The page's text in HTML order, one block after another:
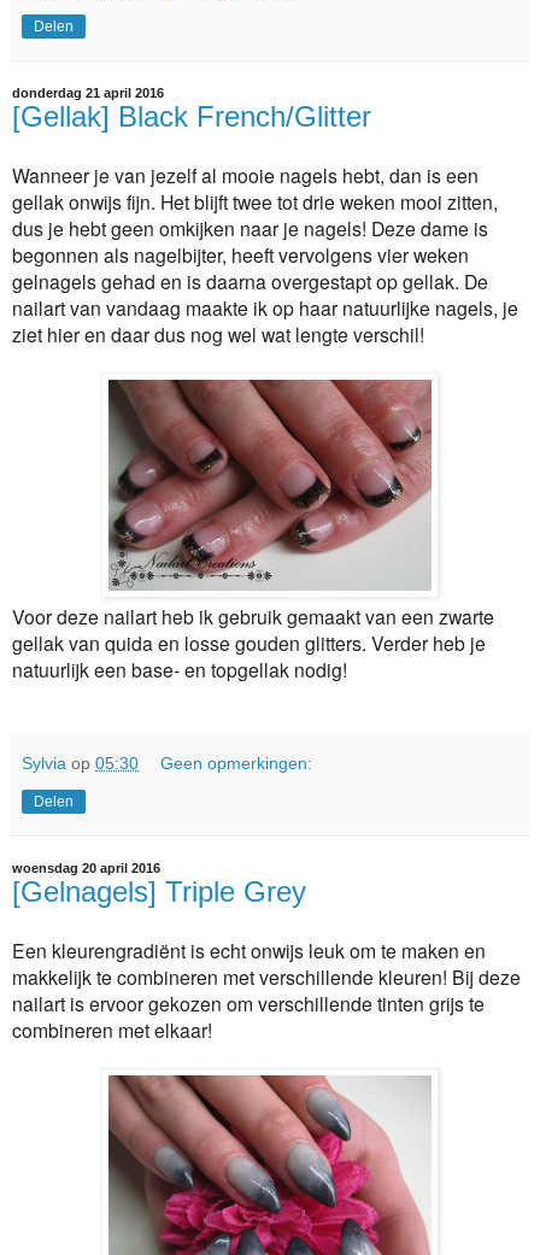
Delen
donderdag 21 april 2016
[Gellak] Black French/Glitter
Wanneer je van jezelf al mooie nagels hebt, dan is een
gellak onwijs fijn. Het blijft twee tot drie weken mooi zitten,
dus je hebt geen omkijken naar je nagels! Deze dame is
begonnen als nagelbijter, heeft vervolgens vier weken
gelnagels gehad en is daarna overgestapt op gellak. De
nailart van vandaag maakte ik op haar natuurlijke nagels, je
ziet hier en daar dus nog wel wat lengte verschil!
Voor deze nailart heb ik gebruik gemaakt van een zwarte
gellak van quida en losse gouden glitters. Verder heb je
natuurlijk een base- en topgellak nodig!
Sylvia op 05:30 Geen opmerkingen:
Delen
woensdag 20 april 2016
[Gelnagels] Triple Grey
Een kleurengradiënt is echt onwijs leuk om te maken en
makkelijk te combineren met verschillende kleuren! Bij deze
nailart is ervoor gekozen om verschillende tinten grijs te
combineren met elkaar!